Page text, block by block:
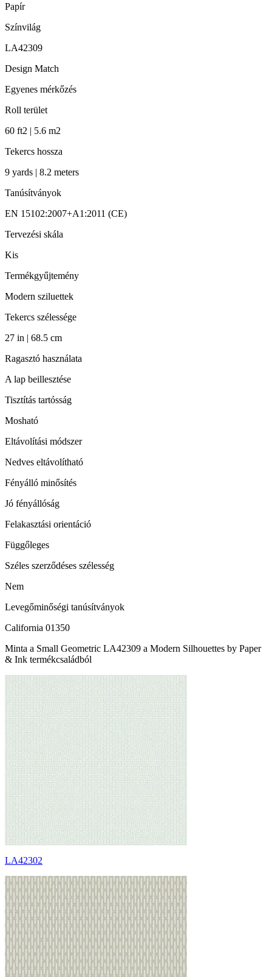
Papír
Színvilág
LA42309
Design Match
Egyenes mérkőzés
Roll terület
60 ft2 | 5.6 m2
Tekercs hossza
9 yards | 8.2 meters
Tanúsítványok
EN 15102:2007+A1:2011 (CE)
Tervezési skála
Kis
Termékgyűjtemény
Modern sziluettek
Tekercs szélessége
27 in | 68.5 cm
Ragasztó használata
A lap beillesztése
Tisztítás tartósság
Mosható
Eltávolítási módszer
Nedves eltávolítható
Fényálló minősítés
Jó fényállóság
Felakasztási orientáció
Függőleges
Széles szerződéses szélesség
Nem
Levegőminőségi tanúsítványok
California 01350
Minta a Small Geometric LA42309 a Modern Silhouettes by Paper
& Ink termékcsaládból
LA42302